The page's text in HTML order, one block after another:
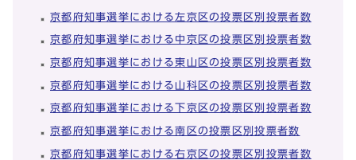
京都府知事選挙における左京区の投票区別投票者数
京都府知事選挙における中京区の投票区別投票者数
京都府知事選挙における東山区の投票区別投票者数
京都府知事選挙における山科区の投票区別投票者数
京都府知事選挙における下京区の投票区別投票者数
京都府知事選挙における南区の投票区別投票者数
京都府知事選挙における右京区の投票区別投票者数